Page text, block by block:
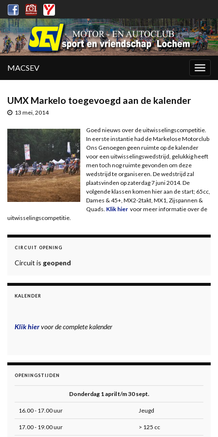
MACSEV
UMX Markelo toegevoegd aan de kalender
13 mei, 2014
Goed nieuws over de uitwisselingscompetitie.
In eerste instantie had de Markelose Motorclub
Ons Genoegen geen ruimte op de kalender
voor een uitwisselingswedstrijd, gelukkig heeft
men toch nog ruimte gevonden om deze
wedstrijd te organiseren. De wedstrijd zal
plaatsvinden op zaterdag 7 juni 2014. De
volgende klassen komen hier aan de start; 65cc,
Dames & 45+, MX2-2takt, MX1, Zijspannen &
Quads. Klik hier voor meer informatie over de
uitwisselingscompetitie.
CIRCUIT OPENING
Circuit is geopend
KALENDER
Klik hiervoor de complete kalender
OPENINGSTIJDEN
Donderdag 1 april t/m 30 sept.
16.00 - 17.00 uur Jeugd
17.00 - 19.00 uur > 125 cc